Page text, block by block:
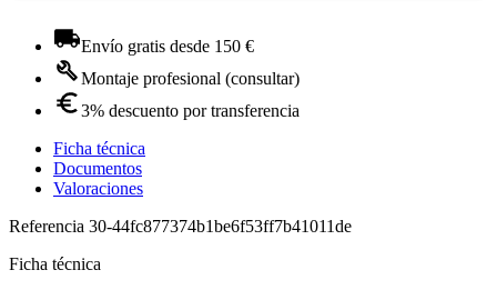
Envío gratis desde 150 €
Montaje profesional (consultar)
3% descuento por transferencia
Ficha técnica
Documentos
Valoraciones
Referencia 30-44fc877374b1be6f53ff7b41011de
Ficha técnica